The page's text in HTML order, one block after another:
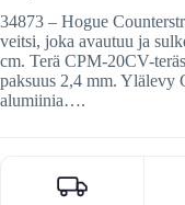
34873 – Hogue
veitsi, joka avautuu ja
cm. Terä CPM-20CV-
paksuus 2,4 mm. Ylälevy
alumiinia….